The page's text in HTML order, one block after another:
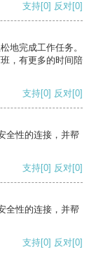
支持[0] 反对[0]
地完成工作任务。
，有更多的时间陪
支持[0] 反对[0]
全性的连接，并帮
支持[0] 反对[0]
全性的连接，并帮
支持[0] 反对[0]